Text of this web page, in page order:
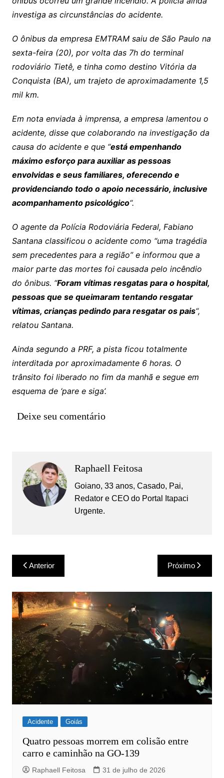
investiga as circunstâncias do acidente.
O ônibus da empresa EMTRAM saiu de São Paulo na
sexta-feira (20), por volta das 7h do terminal
rodoviário Tietê, e tinha como destino Vitória da
Conquista (BA), um trajeto de aproximadamente 1,5
mil km.
Em nota enviada à imprensa, a empresa lamentou o
acidente, disse que colaborando na investigação da
causa do acidente e que “está empenhando
máximo esforço para auxiliar as pessoas
envolvidas e seus familiares, oferecendo e
providenciando todo o apoio necessário, inclusive
acompanhamento psicológico“.
O agente da Polícia Rodoviária Federal, Fabiano
Santana classificou o acidente como “uma tragédia
sem precedentes para a região” e informou que a
maior parte das mortes foi causada pelo incêndio
do ônibus. “Foram vítimas resgatas para o hospital,
pessoas que se queimaram tentando resgatar
vítimas, crianças pedindo para resgatar os pais“,
relatou Santana.
Ainda segundo a PRF, a pista ficou totalmente
interditada por aproximadamente 6 horas. O
trânsito foi liberado no fim da manhã e segue em
esquema de ‘pare e siga’.
Deixe seu comentário
Raphaell Feitosa
Goiano, 33 anos, Casado, Pai,
Redator e CEO do Portal Itapaci
Urgente.
Navegação
de
Post
Anterior Próximo
Acidente Goiás
Quatro pessoas morrem em colisão entre
carro e caminhão na GO-139
Raphaell Feitosa 31 de julho de 2026